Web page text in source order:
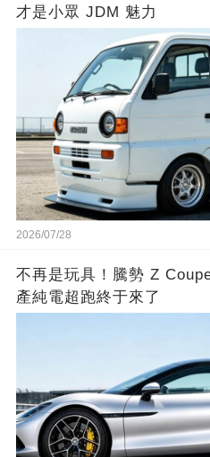
才是小眾 JDM 魅力
2026/07/28
不再是玩具！騰勢 Z
產純電超跑終于來了